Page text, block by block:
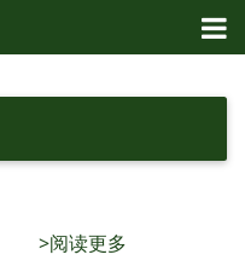
>阅读更多